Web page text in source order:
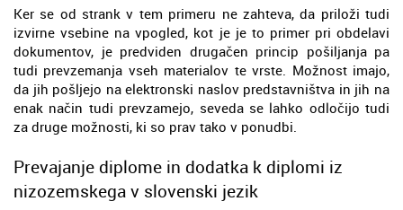
Ker se od strank v tem primeru ne zahteva, da priloži tudi
izvirne vsebine na vpogled, kot je je to primer pri obdelavi
dokumentov, je predviden drugačen princip pošiljanja pa
tudi prevzemanja vseh materialov te vrste. Možnost imajo,
da jih pošljejo na elektronski naslov predstavništva in jih na
enak način tudi prevzamejo, seveda se lahko odločijo tudi
za druge možnosti, ki so prav tako v ponudbi.
Prevajanje diplome in dodatka k diplomi iz
nizozemskega v slovenski jezik